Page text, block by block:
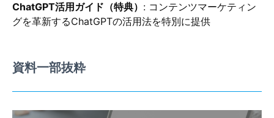
ChatGPT活用ガイド（特典） : コンテンツマーケティン
グを革新するChatGPTの活用法を特別に提供
資料一部抜粋